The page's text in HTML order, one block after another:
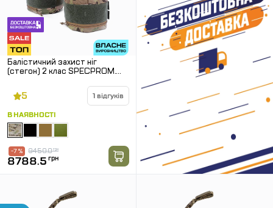
Балістичний захист ніг
(стегон) 2 клас SPECPROM.
5 1 відгуків
В НАЯВНОСТІ
9450.0грн
-7 %
8788.5 грн